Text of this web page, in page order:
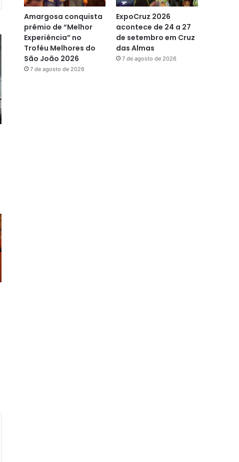
Amargosa conquista
prêmio de “Melhor
Experiência” no
Troféu Melhores do
São João 2026
7 de agosto de 2026
ExpoCruz 2026
acontece de 24 a 27
de setembro em Cruz
das Almas
7 de agosto de 2026